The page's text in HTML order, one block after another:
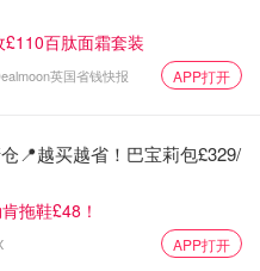
.秋葵倒没受影响.网眼布
高些，会好些.两个大秋葵
百肽面霜套装
英国省钱快报 APP打开
📍越买越省！巴宝莉包£329/
拖鞋£48！
APP打开